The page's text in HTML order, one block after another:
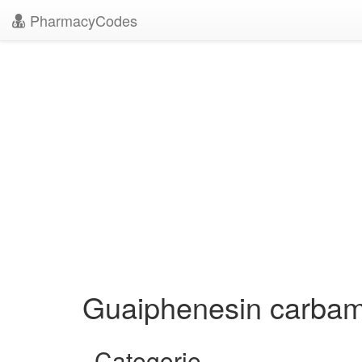
PharmacyCodes
Guaiphenesin